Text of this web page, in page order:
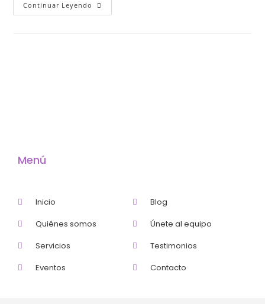
Continuar Leyendo
Menú
Inicio
Quiénes somos
Servicios
Eventos
Blog
Únete al equipo
Testimonios
Contacto